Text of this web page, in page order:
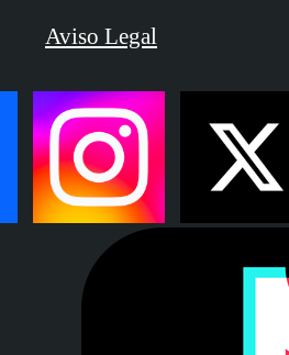
Aviso Legal